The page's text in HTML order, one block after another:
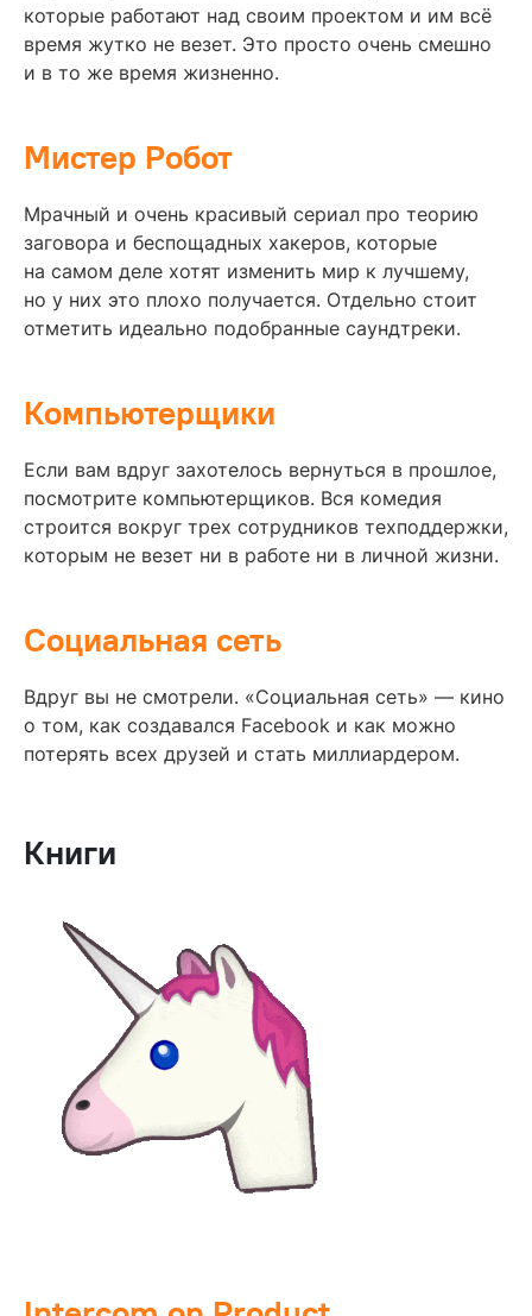
которые работают над своим проектом и им всё
время жутко не везет. Это просто очень смешно
и в то же время жизненно.
Мистер Робот
Мрачный и очень красивый сериал про теорию
заговора и беспощадных хакеров, которые
на самом деле хотят изменить мир к лучшему,
но у них это плохо получается. Отдельно стоит
отметить идеально подобранные саундтреки.
Компьютерщики
Если вам вдруг захотелось вернуться в прошлое,
посмотрите компьютерщиков. Вся комедия
строится вокруг трех сотрудников техподдержки,
которым не везет ни в работе ни в личной жизни.
Социальная сеть
Вдруг вы не смотрели. «Социальная сеть» — кино
о том, как создавался Facebook и как можно
потерять всех друзей и стать миллиардером.
Книги